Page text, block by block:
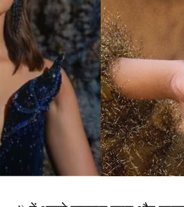
ने अपनी पारी की शुरुआत बेहद
गेंदबाजों पर दबाव बना दिया।
में उन्होंने जोरदार स्विंग
गई। वैभव का विकेट गिरते ही
मीडिया पर वायरल हो गया है।
इंटरनेशनल बना मजाक! 8 रन
वायरल हुआ VIDEO